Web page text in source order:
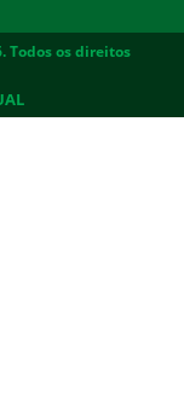
Todos os direitos